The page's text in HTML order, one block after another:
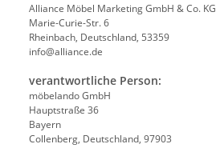
Alliance Möbel Marketing GmbH & Co. KG
Marie-Curie-Str. 6
Rheinbach, Deutschland, 53359
info@alliance.de
verantwortliche Person:
möbelando GmbH
Hauptstraße 36
Bayern
Collenberg, Deutschland, 97903